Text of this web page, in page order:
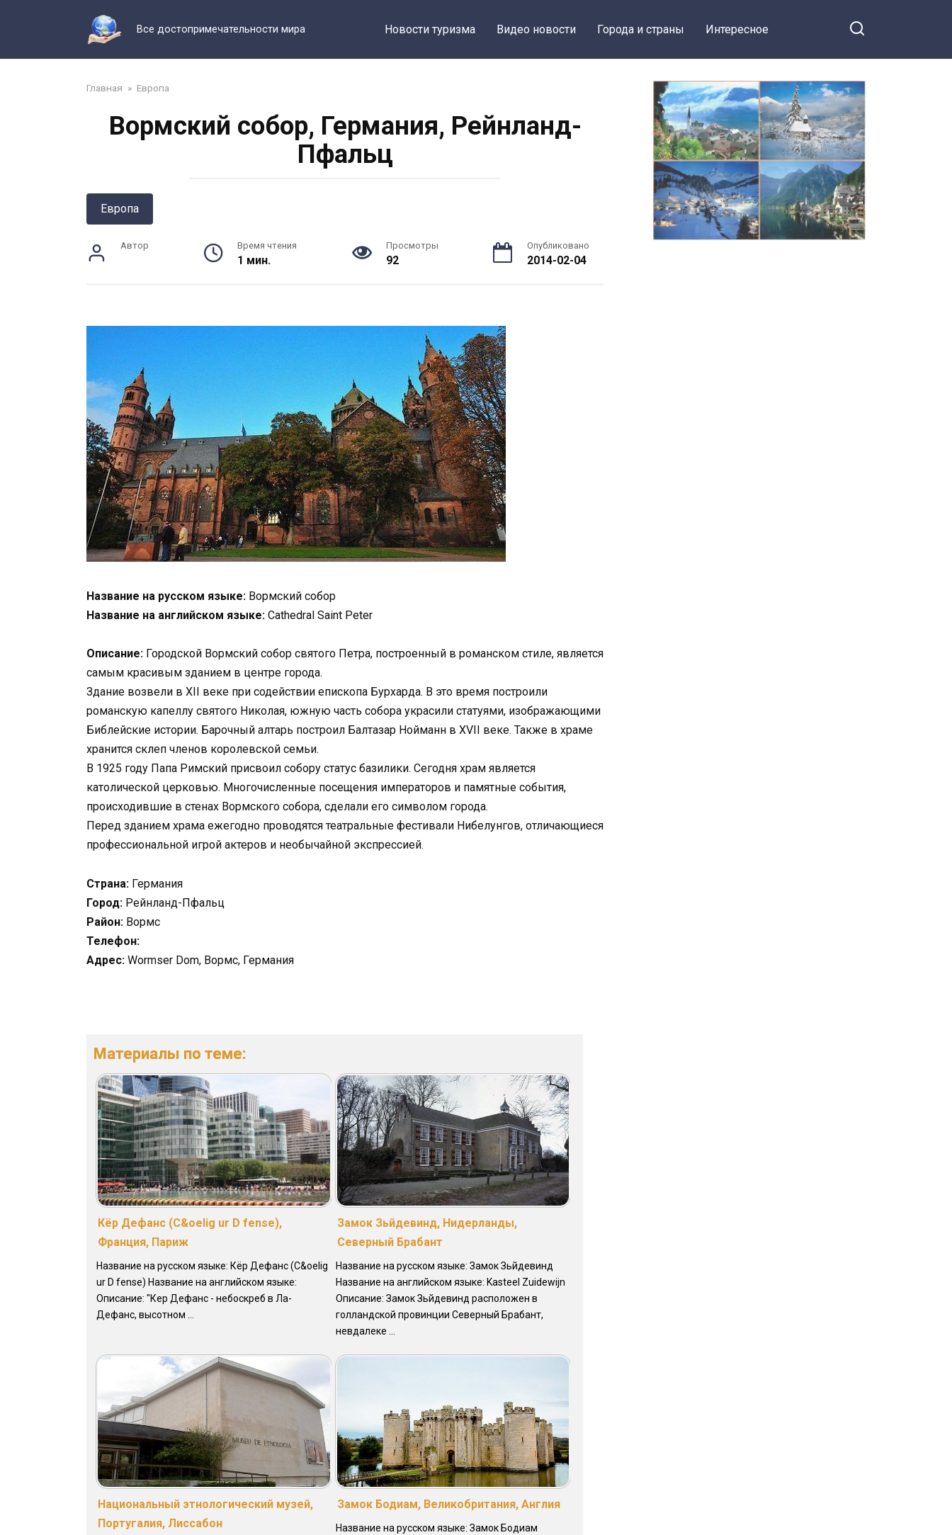
Все достопримечательности мира Новости туризма Видео новости Города и страны Интересное
Главная » Европа
Вормский собор, Германия, Рейнланд-
Пфальц
Европа
Автор Время чтения
1 мин.
Просмотры
92
Опубликовано
2014-02-04
Название на русском языке: Вормский собор
Название на английском языке: Сathedral Saint Peter
Описание: Городской Вормский собор святого Петра, построенный в романском стиле, является
самым красивым зданием в центре города.
Здание возвели в XII веке при содействии епископа Бурхарда. В это время построили
романскую капеллу святого Николая, южную часть собора украсили статуями, изображающими
Библейские истории. Барочный алтарь построил Балтазар Нойманн в XVII веке. Также в храме
хранится склеп членов королевской семьи.
В 1925 году Папа Римский присвоил собору статус базилики. Сегодня храм является
католической церковью. Многочисленные посещения императоров и памятные события,
происходившие в стенах Вормского собора, сделали его символом города.
Перед зданием храма ежегодно проводятся театральные фестивали Нибелунгов, отличающиеся
профессиональной игрой актеров и необычайной экспрессией.
Страна: Германия
Город: Рейнланд-Пфальц
Район: Вормс
Телефон:
Адрес: Wormser Dom, Вормс, Германия
Материалы по теме:
Кёр Дефанс (C&oelig ur D fense),
Франция, Париж
Название на русском языке: Кёр Дефанс (C&oelig
ur D fense) Название на английском языке:
Описание: "Кер Дефанс - небоскреб в Ла-
Дефанс, высотном ...
Замок Зьйдевинд, Нидерланды,
Северный Брабант
Название на русском языке: Замок Зьйдевинд
Название на английском языке: Kasteel Zuidewijn
Описание: Замок Зьйдевинд расположен в
голландской провинции Северный Брабант,
невдалеке ...
Национальный этнологический музей,
Португалия, Лиссабон
Замок Бодиам, Великобритания, Англия
Название на русском языке: Замок Бодиам